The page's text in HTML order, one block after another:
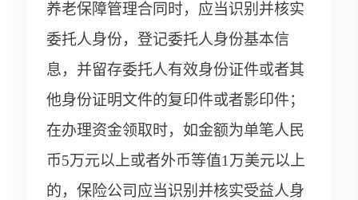
养老保障管理合同时，应当识别并核实
委托人身份，登记委托人身份基本信
息，并留存委托人有效身份证件或者其
他身份证明文件的复印件或者影印件；
在办理资金领取时，如金额为单笔人民
币5万元以上或者外币等值1万美元以上
的，保险公司应当识别并核实受益人身